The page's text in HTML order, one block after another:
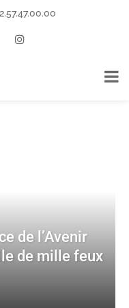
de l’Avenir
de mille feux